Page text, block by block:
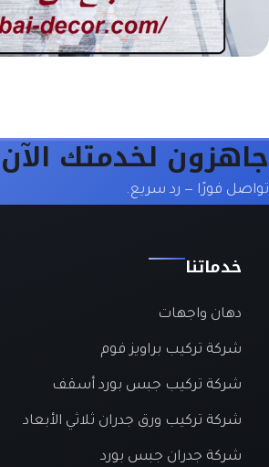
جاهزون لخدمتك الآن
تواصل فورًا — رد سريع.
خدماتنا
دهان واجهات
شركة تركيب براويز فوم
شركة تركيب جبس بورد أسقف
شركة تركيب ورق جدران ثلاثي الأبعاد
شركة جدران جبس بورد